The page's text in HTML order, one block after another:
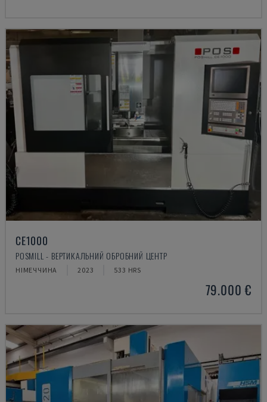
CE1000
POSMILL - ВЕРТИКАЛЬНИЙ ОБРОБНИЙ ЦЕНТР
НІМЕЧЧИНА 2023 533 HRS
79.000 €